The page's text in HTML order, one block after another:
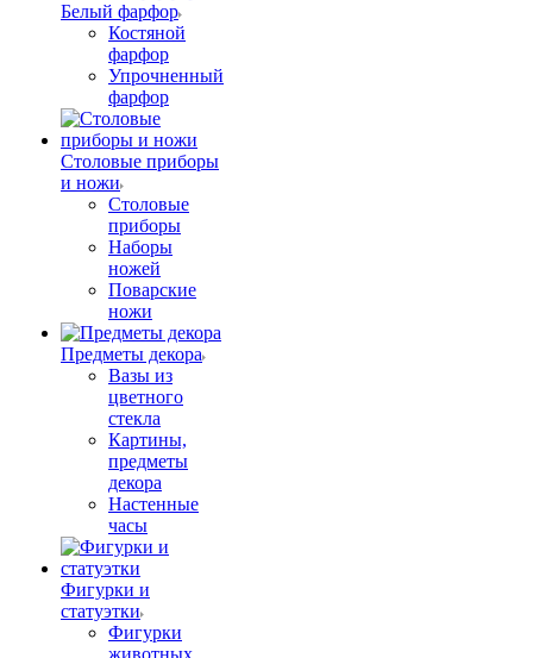
Белый фарфор
Костяной
фарфор
Упрочненный
фарфор
Столовые приборы
и ножи
Столовые
приборы
Наборы
ножей
Поварские
ножи
Предметы декора
Вазы из
цветного
стекла
Картины,
предметы
декора
Настенные
часы
Фигурки и
статуэтки
Фигурки
животных